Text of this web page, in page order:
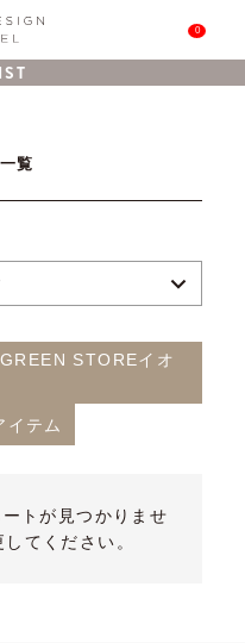
0
覧
STOREイオ
イテム
トが見つかりませ
てください。